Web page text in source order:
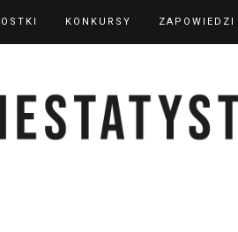
KONKURSY ZAPOWIEDZI